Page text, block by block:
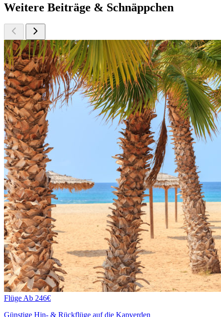
Weitere Beiträge & Schnäppchen
FlügeAb 246€
Günstige Hin- & Rückflüge auf die Kapverden